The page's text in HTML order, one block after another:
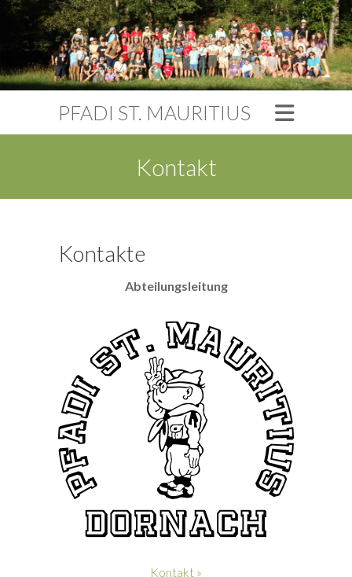
PFADI ST. MAURITIUS
Kontakt
Kontakte
Abteilungsleitung
Kontakt »